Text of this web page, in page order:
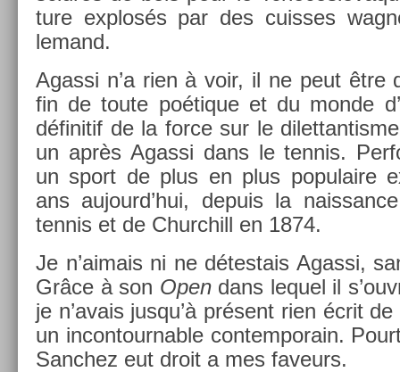
ture ex­plosés par des cuis­ses
lemand.
Agas­si n’a rien à voir, il ne peut être
fin de toute poétique et du monde
définitif de la force sur le
un après Agas­si dans le ten­nis.
un sport de plus en plus populaire
ans aujourd’hui, de­puis la
ten­nis et de Churchill en 1874.
Je n’aimais ni ne détes­tais Agas­si,
Grâce à son Opendans lequel il
je n’avais jusqu’à présent rien écrit
un in­con­tourn­able con­tem­porain.
Sanchez eut droit a mes faveurs.